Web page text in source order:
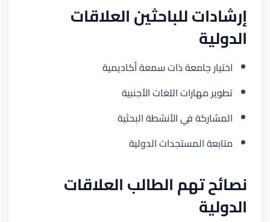
إرشادات للباحثين العلاقات
الدولية
اختيار جامعة ذات سمعة أكاديمية
تطوير مهارات اللغات الأجنبية
المشاركة في الأنشطة البحثية
متابعة المستجدات الدولية
نصائح تهم الطالب العلاقات
الدولية